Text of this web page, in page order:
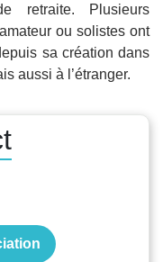
retraite. Plusieurs
ou solistes ont
sa création dans
aussi à l’étranger.